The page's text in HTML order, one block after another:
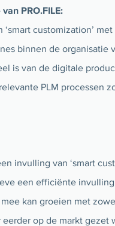
PRO.FILE:
‘smart customization’
binnen de
is van de digitale
PLM processen
invulling van ‘smart
een efficiënte
kan groeien met
op de markt gezet